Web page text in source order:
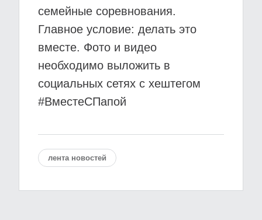
семейные соревнования.
Главное условие: делать это
вместе. Фото и видео
необходимо выложить в
социальных сетях с хештегом
#ВместеСПапой
лента новостей